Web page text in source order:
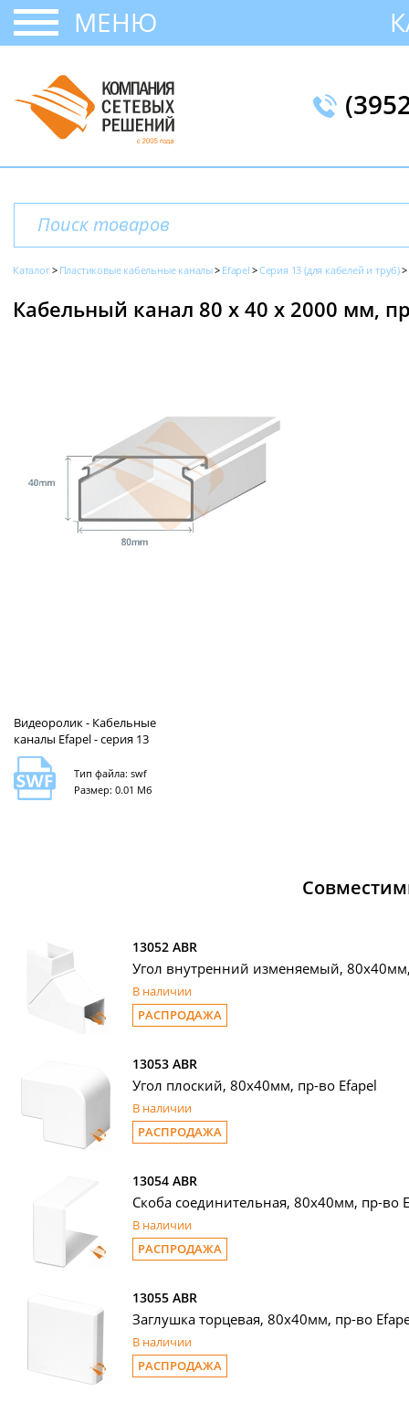
МЕНЮ
Каталог Пластиковые кабельные каналы Efapel Серия 13 (для кабелей и труб)
Кабельный канал 80 х 40 x 2000 мм,
Видеоролик - Кабельные
каналы Efapel - серия 13
Тип файла: swf
Размер: 0.01 Мб
13052 ABR
Угол внутренний изменяемый,
В наличии
РАСПРОДАЖА
13053 ABR
Угол плоский, 80х40мм, пр-во Efapel
В наличии
РАСПРОДАЖА
13054 ABR
Скоба соединительная, 80х40мм, пр-во
В наличии
РАСПРОДАЖА
13055 ABR
Заглушка торцевая, 80х40мм, пр-во
В наличии
РАСПРОДАЖА